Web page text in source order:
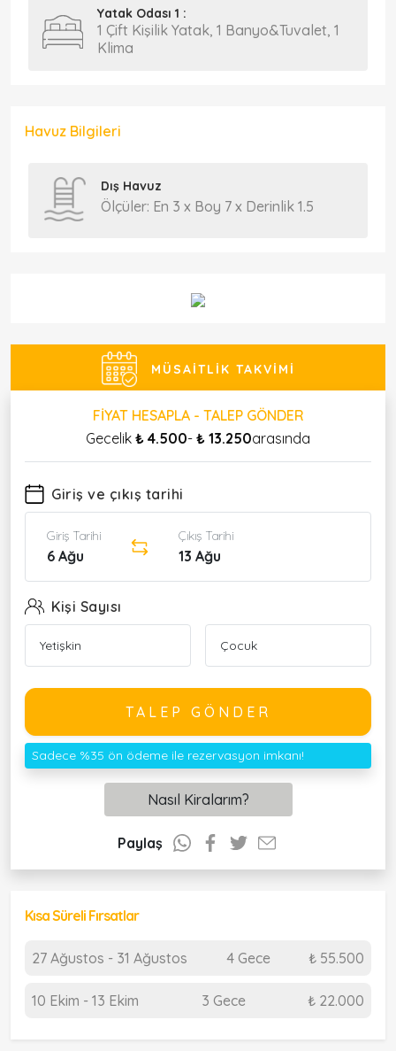
Yatak Odası 1 :
1 Çift Kişilik Yatak, 1 Banyo&Tuvalet, 1
Klima
Havuz Bilgileri
Dış Havuz
Ölçüler: En 3 x Boy 7 x Derinlik 1.5
MÜSAITLIK TAKVIMI
FIYAT HESAPLA - TALEP GÖNDER
Gecelik ₺ 4.500- ₺ 13.250arasında
Giriş ve çıkış tarihi
Giriş Tarihi
6 Ağu
Çıkış Tarihi
13 Ağu
Kişi Sayısı
TALEP GÖNDER
Sadece %35 ön ödeme ile rezervasyon imkanı!
Nasıl Kiralarım?
Paylaş
Kısa Süreli Fırsatlar
27 Ağustos - 31 Ağustos 4 Gece ₺ 55.500
10 Ekim - 13 Ekim 3 Gece ₺ 22.000